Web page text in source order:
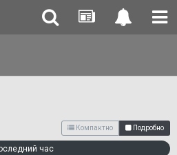
Компактно Подробно
час